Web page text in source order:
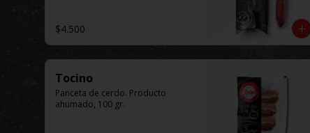
$4.500
Tocino
Panceta de cerdo. Producto
ahumado, 100 gr.